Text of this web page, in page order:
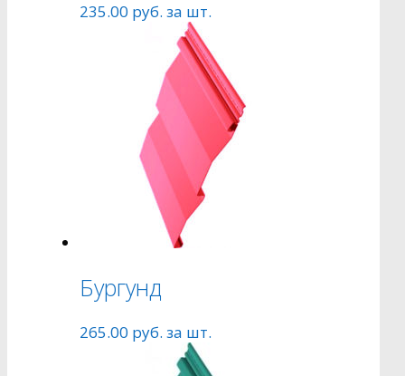
235.00 руб. за шт.
Бургунд
265.00 руб. за шт.